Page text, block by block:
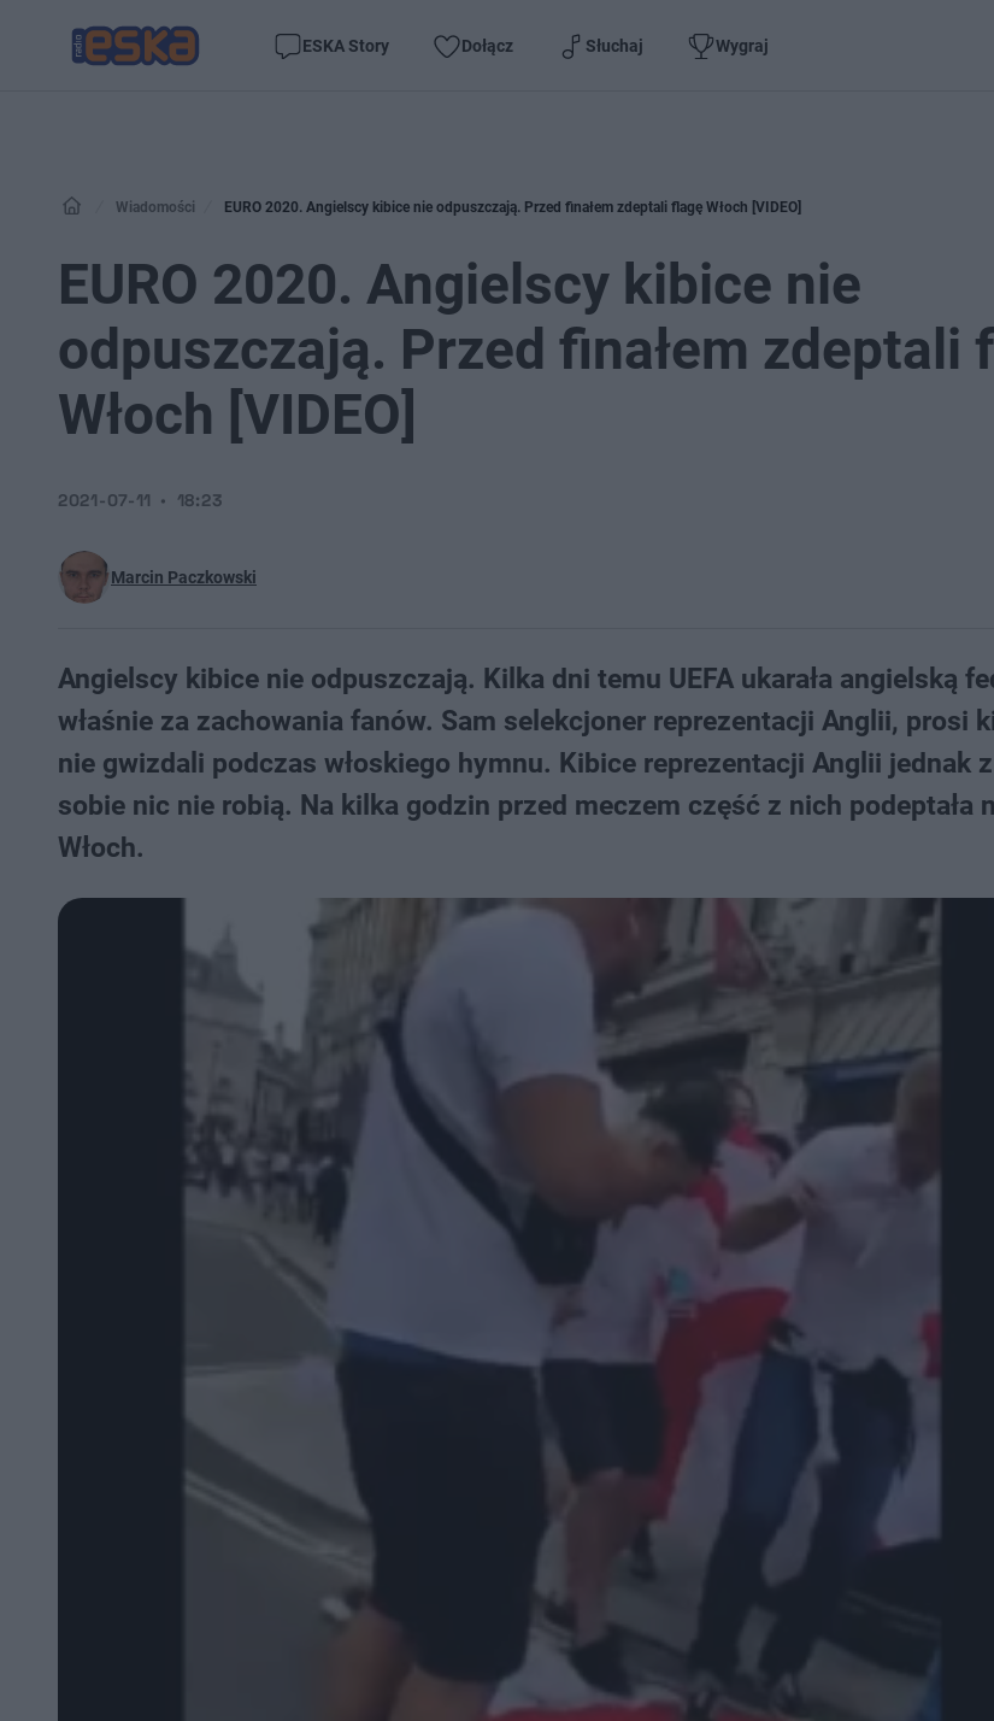
ESKA Story Dołącz Słuchaj Wygraj
Wiadomości EURO 2020. Angielscy kibice nie odpuszczają. Przed finałem zdeptali flagę Włoch [VIDEO]
EURO 2020. Angielscy kibice nie
odpuszczają. Przed finałem zdeptali
Włoch [VIDEO]
Marcin Paczkowski
2021-07-11 18:23
Angielscy kibice nie odpuszczają. Kilka dni temu UEFA ukarała angielską
właśnie za zachowania fanów. Sam selekcjoner reprezentacji Anglii, prosi
nie gwizdali podczas włoskiego hymnu. Kibice reprezentacji Anglii jednak
sobie nic nie robią. Na kilka godzin przed meczem część z nich podeptała
Włoch.